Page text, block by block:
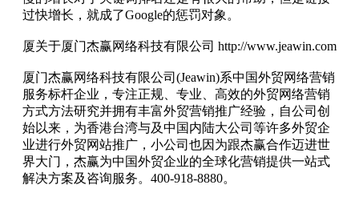
过快增长，就成了Google的惩罚对象。
厦关于厦门杰赢网络科技有限公司 http://www.jeawin.com
厦门杰赢网络科技有限公司(Jeawin)系中国外贸网络营销
服务标杆企业，专注正规、专业、高效的外贸网络营销
方式方法研究并拥有丰富外贸营销推广经验，自公司创
始以来，为香港台湾与及中国内陆大公司等许多外贸企
业进行外贸网站推广，小公司也因为跟杰赢合作迈进世
界大门，杰赢为中国外贸企业的全球化营销提供一站式
解决方案及咨询服务。400-918-8880。